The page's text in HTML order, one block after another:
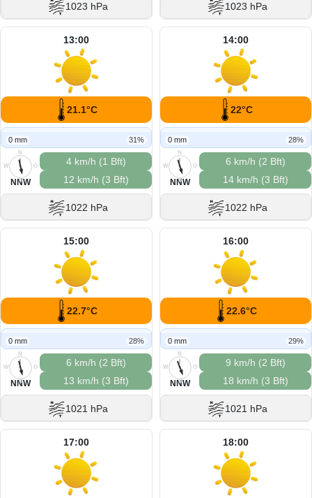
1023 hPa 1023 hPa
13:00
21.1°C
0 mm 31%
N
O
S
W
NNW
4 km/h (1 Bft)
12 km/h (3 Bft)
1022 hPa
14:00
22°C
0 mm 28%
N
O
S
W
NNW
6 km/h (2 Bft)
14 km/h (3 Bft)
1022 hPa
15:00
22.7°C
0 mm 28%
N
O
S
W
NNW
6 km/h (2 Bft)
13 km/h (3 Bft)
1021 hPa
16:00
22.6°C
0 mm 29%
N
O
S
W
NNW
9 km/h (2 Bft)
18 km/h (3 Bft)
1021 hPa
17:00 18:00